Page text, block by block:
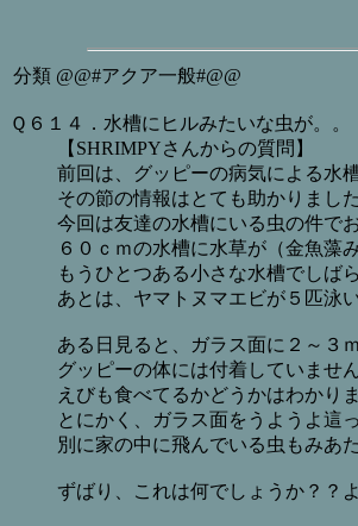
分類 @@#アクア一般#@@
Ｑ６１４．水槽にヒルみたいな虫が。。
【SHRIMPYさんからの質問】
前回は、グッピーの病気による水
その節の情報はとても助かりました
今回は友達の水槽にいる虫の件で
６０ｃｍの水槽に水草が（金魚藻
もうひとつある小さな水槽でしば
あとは、ヤマトヌマエビが５匹泳
ある日見ると、ガラス面に２～３
グッピーの体には付着していません
えびも食べてるかどうかはわかりま
とにかく、ガラス面をうようよ這
別に家の中に飛んでいる虫もみあ
ずばり、これは何でしょうか？？